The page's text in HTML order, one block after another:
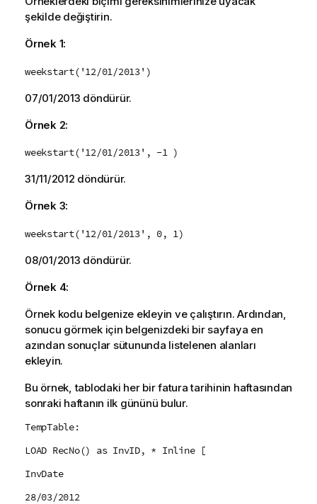
şekilde değiştirin.
Örnek 1:
weekstart('12/01/2013')
07/01/2013 döndürür.
Örnek 2:
weekstart('12/01/2013', -1 )
31/11/2012 döndürür.
Örnek 3:
weekstart('12/01/2013', 0, 1)
08/01/2013 döndürür.
Örnek 4:
Örnek kodu belgenize ekleyin ve çalıştırın. Ardından,
sonucu görmek için belgenizdeki bir sayfaya en
azından sonuçlar sütununda listelenen alanları
ekleyin.
Bu örnek, tablodaki her bir fatura tarihinin haftasından
sonraki haftanın ilk gününü bulur.
TempTable:
LOAD RecNo() as InvID, * Inline [
InvDate
28/03/2012